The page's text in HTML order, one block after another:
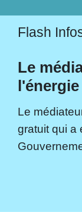
Flash
Le
l'énergie
Le
gratuit qui a